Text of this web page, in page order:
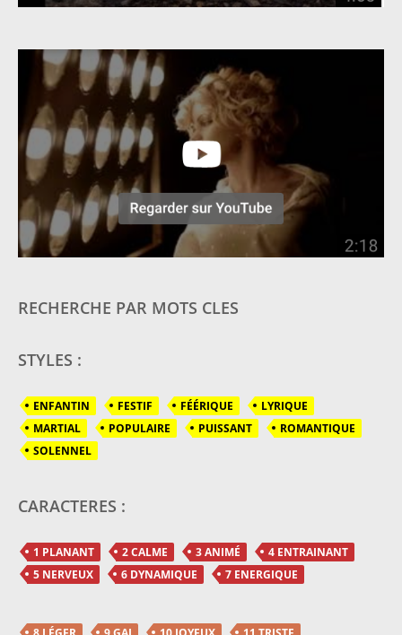
RECHERCHE PAR MOTS CLES
STYLES :
ENFANTIN FESTIF FÉÉRIQUE
LYRIQUE
MARTIAL
POPULAIRE PUISSANT
ROMANTIQUE
SOLENNEL
CARACTERES :
1 PLANANT 2 CALME 3 ANIMÉ
4 ENTRAINANT
5 NERVEUX
6 DYNAMIQUE 7 ENERGIQUE